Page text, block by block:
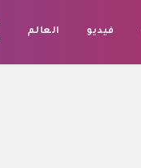
فيديو العالم